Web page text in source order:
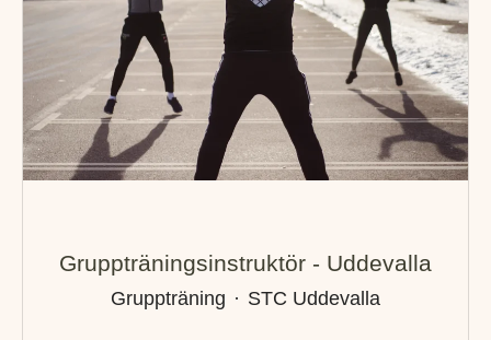
Gruppträningsinstruktör - Uddevalla
Gruppträning · STC Uddevalla